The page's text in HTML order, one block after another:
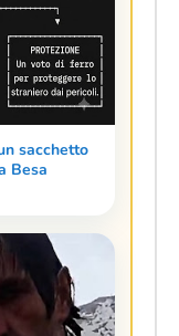
sacchetto
Besa